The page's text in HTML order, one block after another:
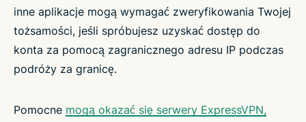
inne aplikacje mogą wymagać zweryfikowania Twojej
tożsamości, jeśli spróbujesz uzyskać dostęp do
konta za pomocą zagranicznego adresu IP podczas
podróży za granicę.
Pomocne mogą okazać się serwery ExpressVPN,